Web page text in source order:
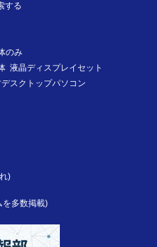
する
のみ
液晶ディスプレイセット
スクトップパソコン
)
を多数掲載)